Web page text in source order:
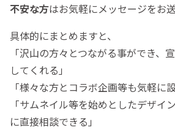
不安な方はお気軽にメッセージをお
具体的にまとめますと、
「沢山の方々とつながる事ができ、
してくれる」
「様々な方とコラボ企画等も気軽に
「サムネイル等を始めとしたデザイ
に直接相談できる」